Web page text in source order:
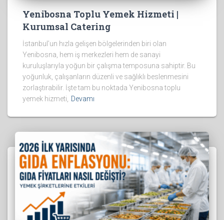
Yenibosna Toplu Yemek Hizmeti |
Kurumsal Catering
İstanbul’un hızla gelişen bölgelerinden biri olan
Yenibosna, hem iş merkezleri hem de sanayi
kuruluşlarıyla yoğun bir çalışma temposuna sahiptir. Bu
yoğunluk, çalışanların düzenli ve sağlıklı beslenmesini
zorlaştırabilir. İşte tam bu noktada Yenibosna toplu
yemek hizmeti, Devamı